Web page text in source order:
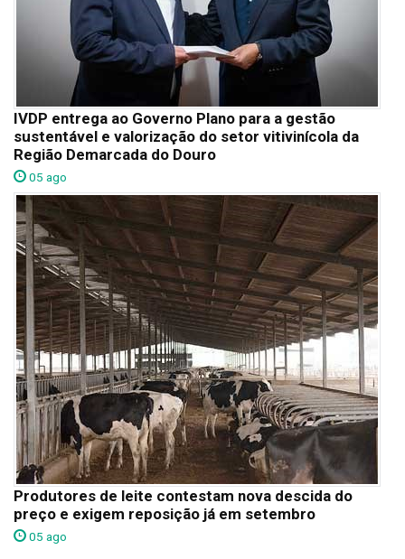
IVDP entrega ao Governo Plano para a gestão
sustentável e valorização do setor vitivinícola da
Região Demarcada do Douro
05 ago
Produtores de leite contestam nova descida do
preço e exigem reposição já em setembro
05 ago